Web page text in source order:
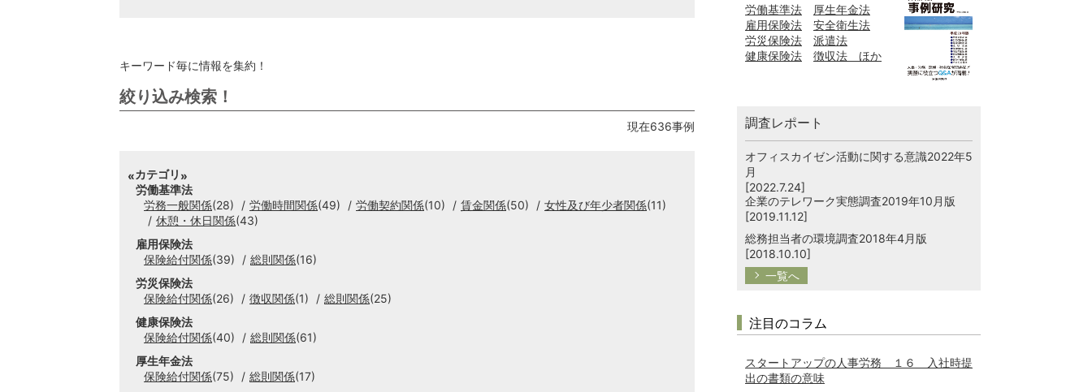
キーワード毎に情報を集約！
絞り込み検索！
現在636事例
カテゴリ
労働基準法
労務一般関係(28) 労働時間関係(49) 労働契約関係(10) 賃金関係(50) 女性及び年少者関係(11)
休憩・休日関係(43)
雇用保険法
保険給付関係(39) 総則関係(16)
労災保険法
保険給付関係(26) 徴収関係(1) 総則関係(25)
健康保険法
保険給付関係(40) 総則関係(61)
厚生年金法
保険給付関係(75) 総則関係(17)
労働基準法
厚生年金法
雇用保険法
安全衛生法
労災保険法
派遣法
健康保険法
徴収法 ほか
調査レポート
オフィスカイゼン活動に関する意識2022年5
月
[2022.7.24]
企業のテレワーク実態調査2019年10月版
[2019.11.12]
総務担当者の環境調査2018年4月版
[2018.10.10]
一覧へ
注目のコラム
スタートアップの人事労務 １６ 入社時提
出の書類の意味